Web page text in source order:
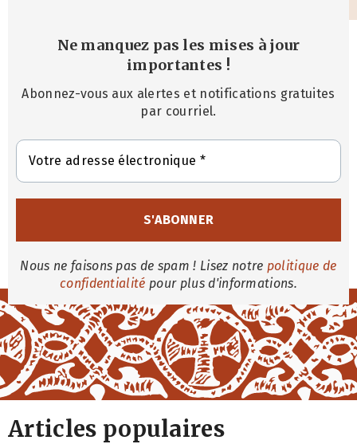
Ne manquez pas les mises à jour
importantes !
Abonnez-vous aux alertes et notifications gratuites
par courriel.
Nous ne faisons pas de spam ! Lisez notre politique de
confidentialité pour plus d'informations.
Articles populaires